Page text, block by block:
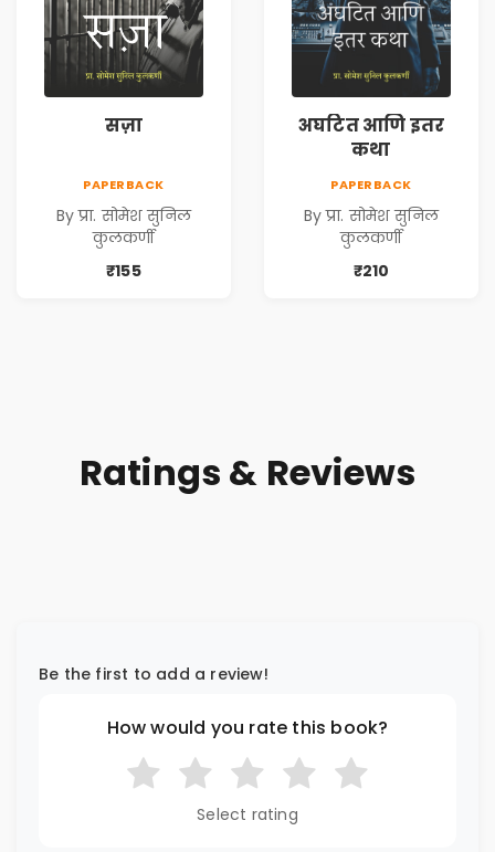
सज़ा
PAPERBACK
By प्रा. सोमेश सुनिल
कुलकर्णी
₹155
अघटित आणि इतर
कथा
PAPERBACK
By प्रा. सोमेश सुनिल
कुलकर्णी
₹210
Ratings & Reviews
Be the first to add a review!
How would you rate this book?
Select rating